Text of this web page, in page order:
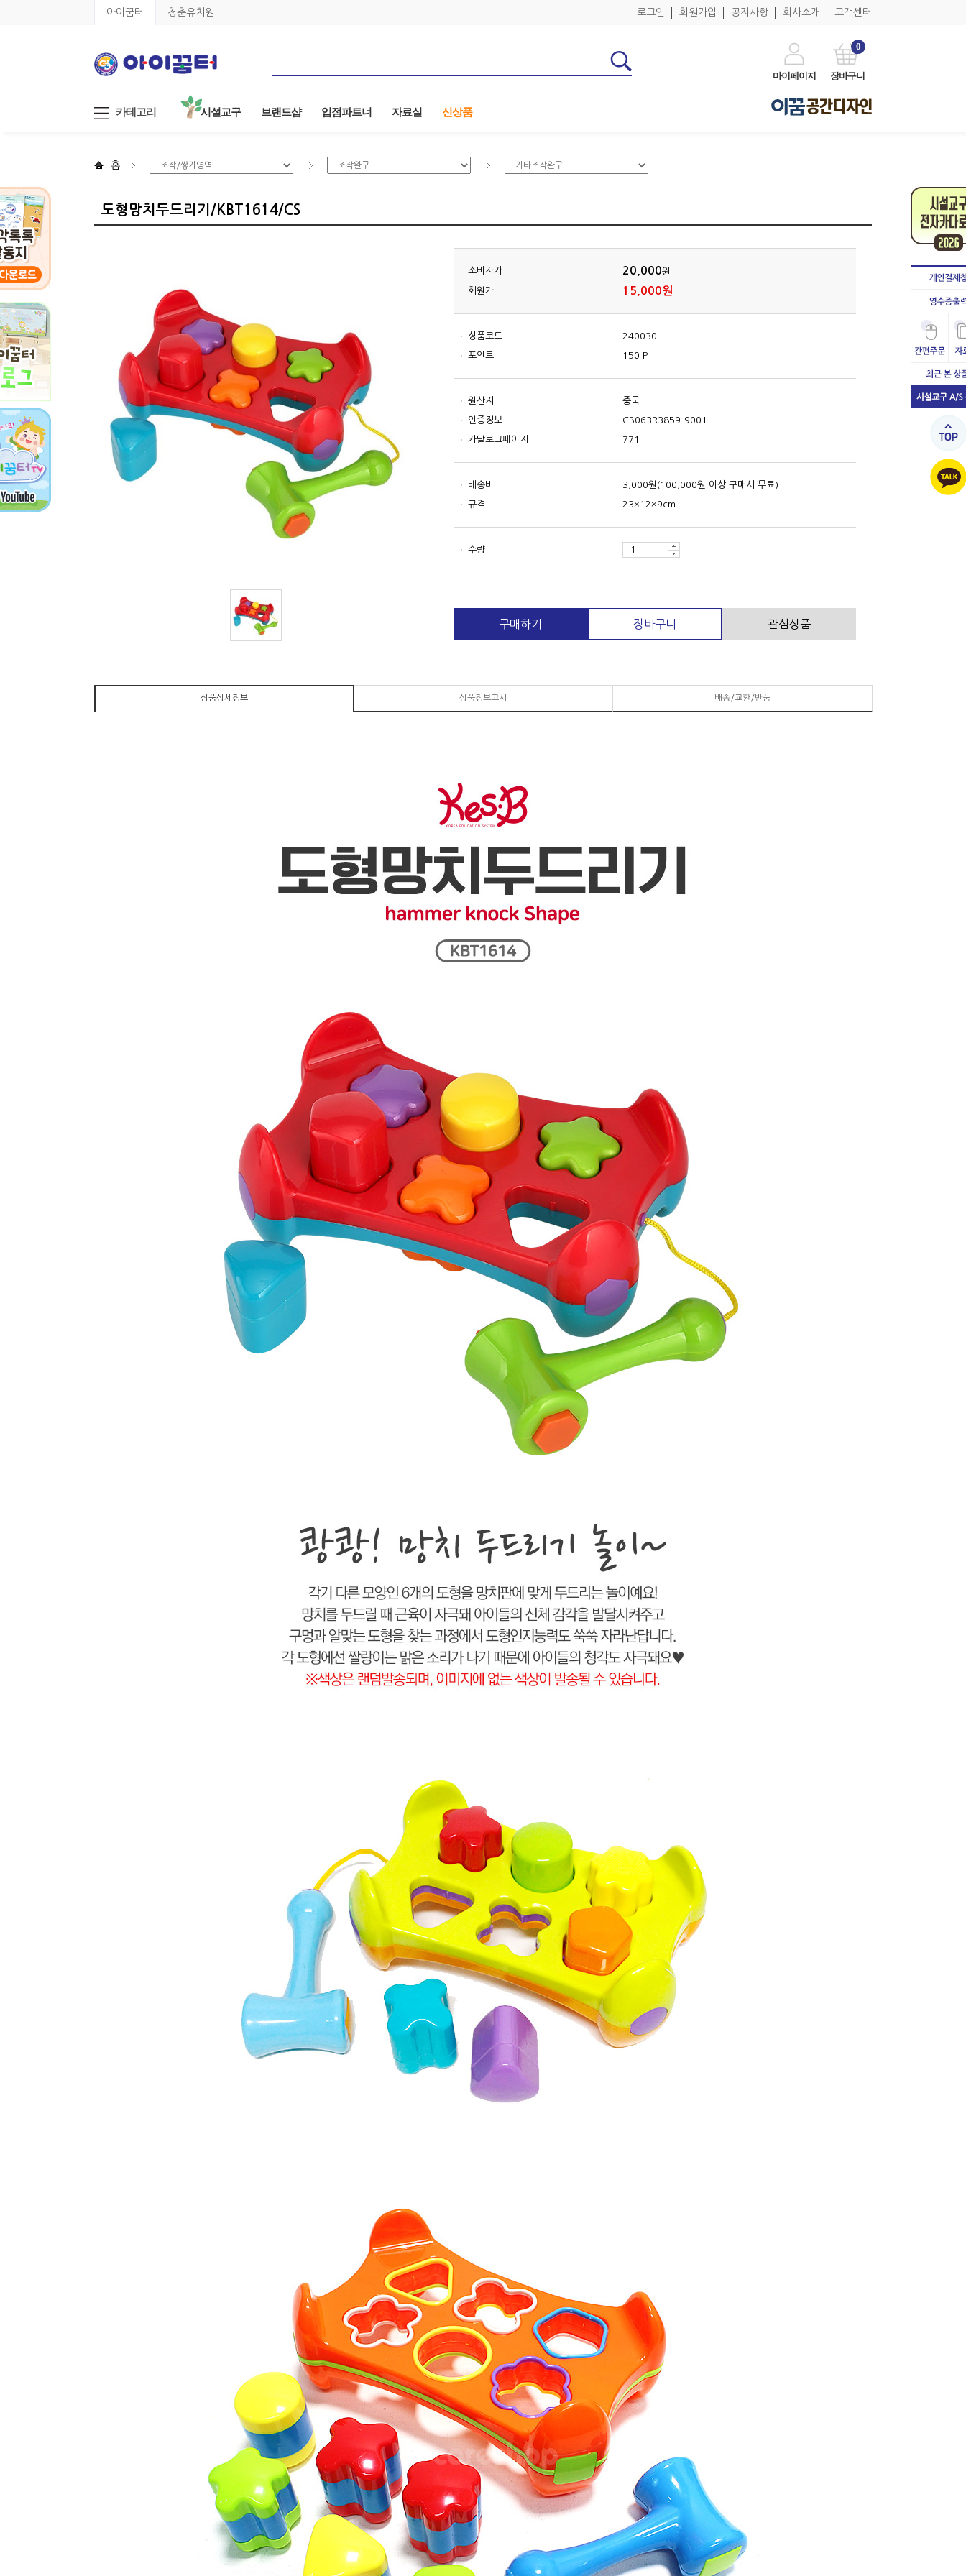
아이꿈터 청춘유치원 로그인 회원가입 공지사항 회사소개 고객센터
마이페이지
0
장바구니
카테고리 시설교구 브랜드샵 입점파트너 자료실 신상품
홈
도형망치두드리기/KBT1614/CS
소비자가 20,000원
회원가 15,000원
상품코드 240030
포인트 150 P
원산지 중국
인증정보 CB063R3859-9001
카달로그페이지 771
배송비 3,000원(100,000원 이상 구매시 무료)
규격 23×12×9cm
수량
구매하기 장바구니 관심상품
상품상세정보 상품정보고시 배송/교환/반품